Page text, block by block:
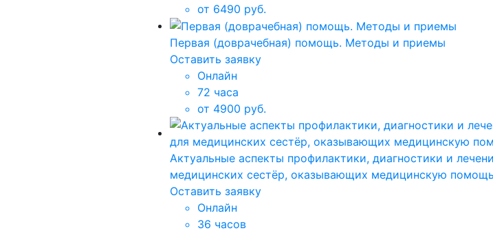
от 6490 руб.
Первая (доврачебная) помощь. Методы и приемы
Оставить заявку
Онлайн
72 часа
от 4900 руб.
Актуальные аспекты профилактики, диагностики и
медицинских сестёр, оказывающих медицинскую
Оставить заявку
Онлайн
36 часов